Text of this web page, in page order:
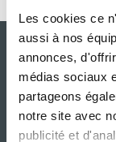
Les cookies ce
aussi à nos
annonces,
médias sociaux
partageons
notre site avec
publicité et